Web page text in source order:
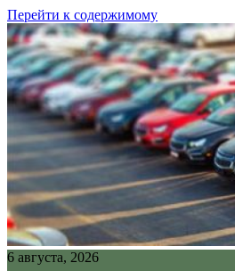
Перейти к содержимому
6 августа, 2026